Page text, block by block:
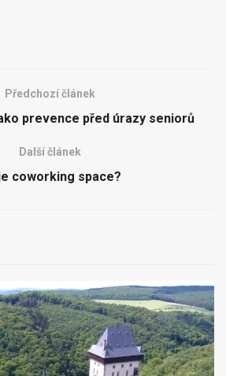
Předchozí článek
prevence před úrazy seniorů
Další článek
coworking space?